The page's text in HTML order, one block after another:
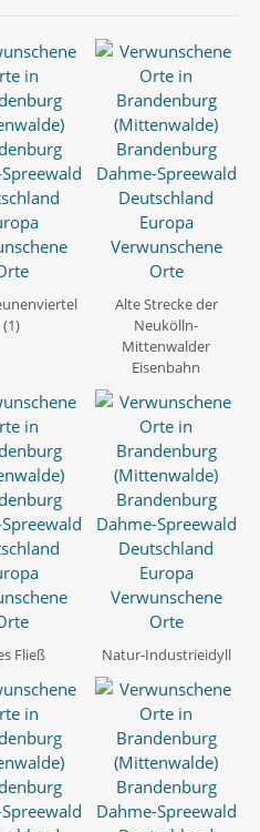
(1)
Alte Strecke der
Neukölln-
Mittenwalder
Eisenbahn
Fließ Natur-Industrieidyll